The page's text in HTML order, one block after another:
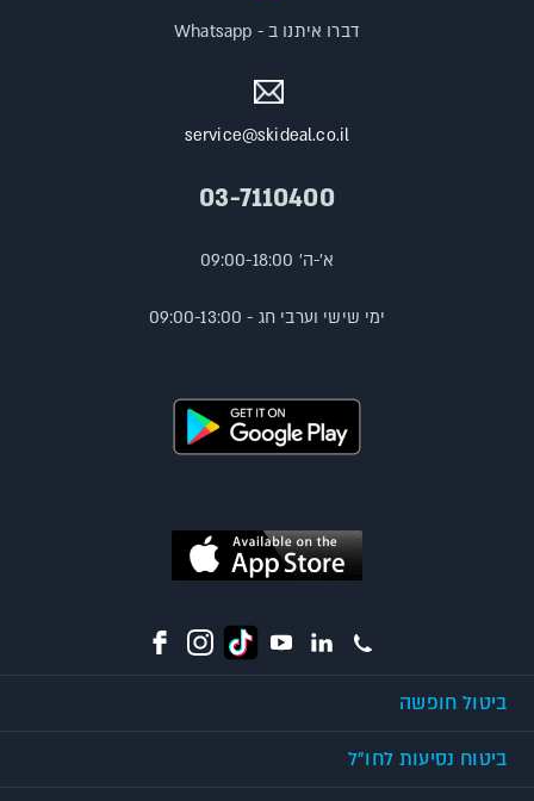
service@skideal.co.il
03-7110400
א'-ה' 09:00-18:00
ימי שישי וערבי חג - 09:00-13:00
דברו איתנו ב - Whatsapp
ביטול חופשה
ביטוח נסיעות לחו"ל